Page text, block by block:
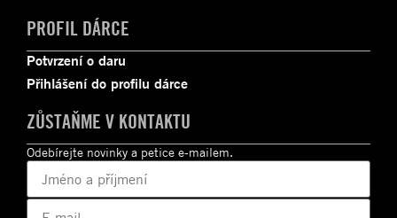
PROFIL DÁRCE
Potvrzení o daru
Přihlášení do profilu dárce
ZŮSTAŇME V KONTAKTU
Odebírejte novinky a petice e-mailem.